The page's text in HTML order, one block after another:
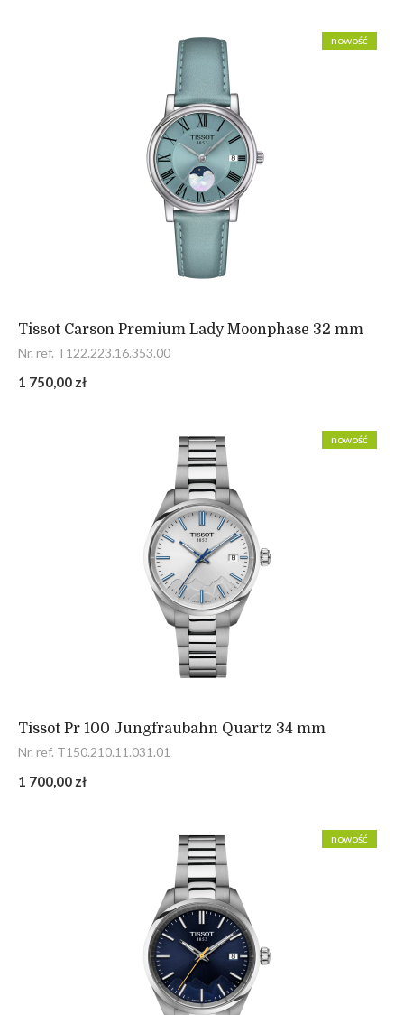
Tissot Carson Premium Lady Moonphase 32 mm
Nr. ref. T122.223.16.353.00
1 750,00 zł
nowość
Tissot Pr 100 Jungfraubahn Quartz 34 mm
Nr. ref. T150.210.11.031.01
1 700,00 zł
nowość
nowość